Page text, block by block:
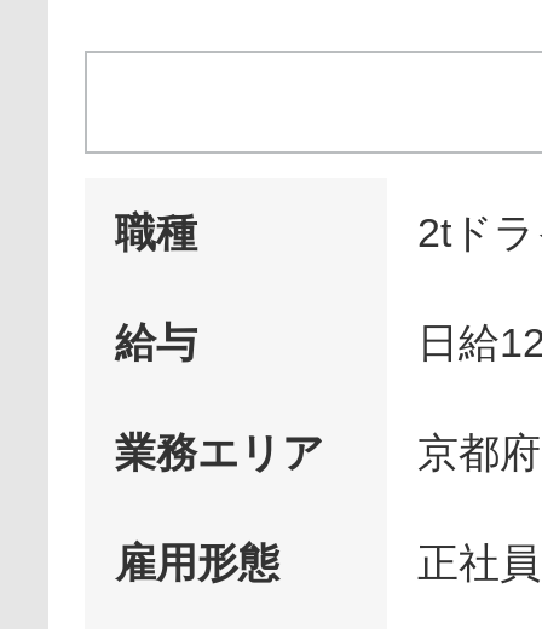
職種 2tド
給与 日給
業務エリア 京都
雇用形態 正社員